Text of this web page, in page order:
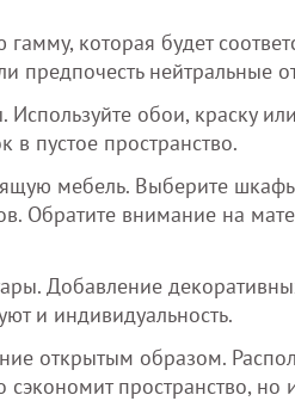
которая будет
предпочесть
Используйте обои, краску
в пустое пространство.
мебель. Выберите
Обратите внимание на
Добавление
и индивидуальность.
открытым образом.
сэкономит пространство,